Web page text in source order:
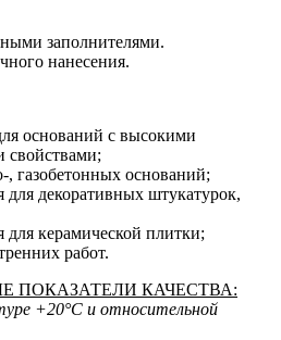
заполнителями.
нанесения.
оснований с высокими
газобетонных оснований;
для декоративных штукатурок,
для керамической плитки;
работ.
ПОКАЗАТЕЛИ КАЧЕСТВА:
+20°С и относительной